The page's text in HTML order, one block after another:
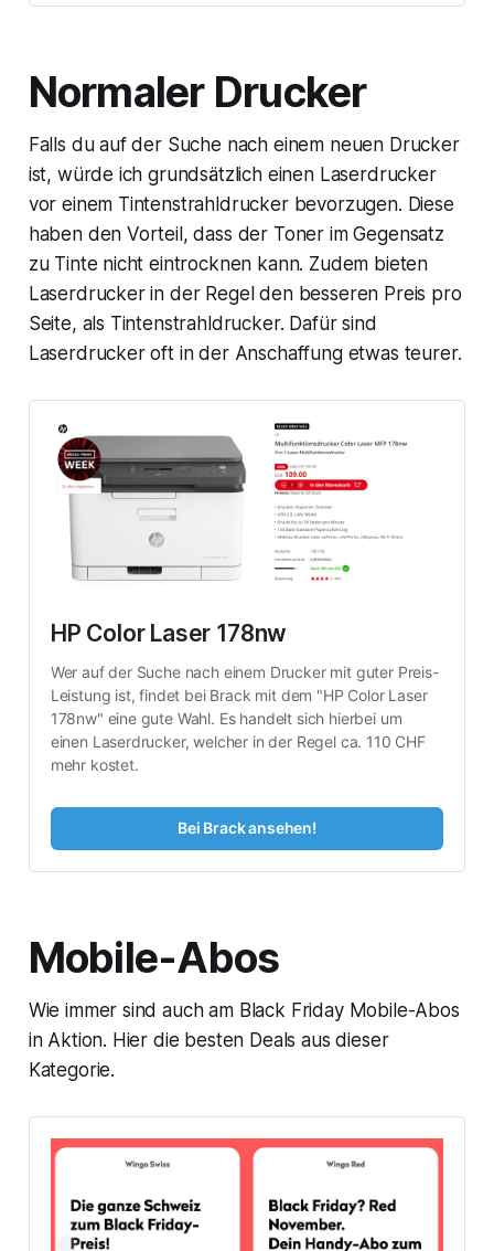
Normaler Drucker
Falls du auf der Suche nach einem neuen Drucker
ist, würde ich grundsätzlich einen Laserdrucker
vor einem Tintenstrahldrucker bevorzugen. Diese
haben den Vorteil, dass der Toner im Gegensatz
zu Tinte nicht eintrocknen kann. Zudem bieten
Laserdrucker in der Regel den besseren Preis pro
Seite, als Tintenstrahldrucker. Dafür sind
Laserdrucker oft in der Anschaffung etwas teurer.
HP Color Laser 178nw
Wer auf der Suche nach einem Drucker mit guter Preis-
Leistung ist, findet bei Brack mit dem "HP Color Laser
178nw" eine gute Wahl. Es handelt sich hierbei um
einen Laserdrucker, welcher in der Regel ca. 110 CHF
mehr kostet.
Bei Brack ansehen!
Mobile-Abos
Wie immer sind auch am Black Friday Mobile-Abos
in Aktion. Hier die besten Deals aus dieser
Kategorie.